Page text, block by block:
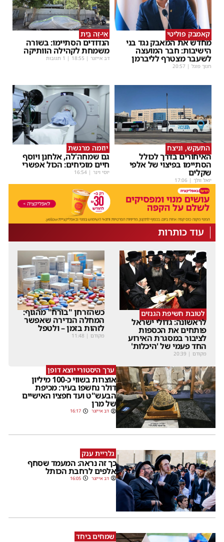
קאמבק פוליטי
מחדש את המאבק נגד בני
הישיבות: חבר המועצה
לשעבר מצטרף לליברמן
חנוך פוגל |
20:57
אֵי-זֶה בַּיִת
הנדודים הסתיימו: בשורה
משמחת לקהילה הוותיקה
דב אייזנר |
18:55 | 1 תגובות
התעקש, וניצח
האיחורים בדרך לכולל
הסתיימו בפיצוי של אלפי
שקלים
יואל וולך |
17:06
יוזמה מרגשת
גם שמחה'לה, אלחנן ויוסף
חיים מוכיחים: הכול אפשרי
יוסי וינר |
16:54
עוד כותרות
לטובת חשיפת הגנזים
לראשונה: גדולי ישראל
פותחים את הכספות
לציבור במסגרת האירוע
החד פעמי של 'היכלות'
מקודם |
20:39
כשהזרחן "בורח" מהגוף:
המחלה הנדירה שאפשר
לזהות בזמן – ולטפל
מקודם |
11:48
ערך היסטורי יוצא דופן
אוצרות בשווי כ-100 מיליון
דולר נחשפו בעיר: מכיפת
הבעש"ט ועד חפציו האישיים
של מרן
דב אייזנר 16:17
גלריית ענק
כך זה נראה: המעמד שסחף
אלפים לרחבת הכותל
דב אייזנר 16:05
שמחים ביחד